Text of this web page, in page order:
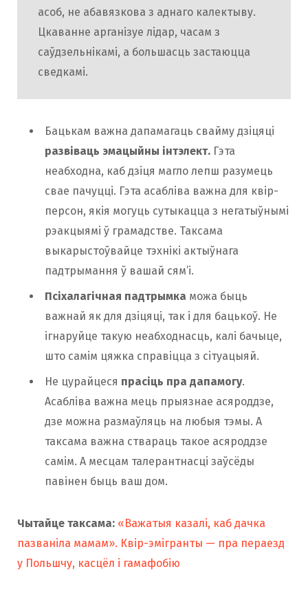
асоб, не абавязкова з аднаго калектыву.
Цкаванне арганізуе лідар, часам з
саўдзельнікамі, а большасць застаюцца
сведкамі.
Бацькам важна дапамагаць свайму дзіцяці
развіваць эмацыйны інтэлект. Гэта
неабходна, каб дзіця магло лепш разумець
свае пачуцці. Гэта асабліва важна для квір-
персон, якія могуць сутыкацца з негатыўнымі
рэакцыямі ў грамадстве. Таксама
выкарыстоўвайце тэхнікі актыўнага
падтрымання ў вашай сям’і.
Псіхалагічная падтрымка можа быць
важнай як для дзіцяці, так і для бацькоў. Не
ігнаруйце такую неабходнасць, калі бачыце,
што самім цяжка справіцца з сітуацыяй.
Не цурайцеся прасіць пра дапамогу.
Асабліва важна мець прыязнае асяроддзе,
дзе можна размаўляць на любыя тэмы. А
таксама важна ствараць такое асяроддзе
самім. А месцам талерантнасці заўсёды
павінен быць ваш дом.
Чытайце таксама: «Важатыя казалі, каб дачка
пазваніла мамам». Квір-эмігранты — пра пераезд
у Польшчу, касцёл і гамафобію